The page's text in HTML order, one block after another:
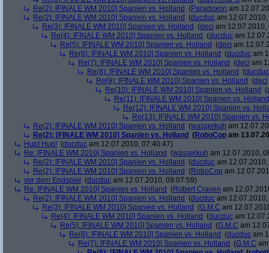
Re(2): [FINALE WM 2010] Spanien vs. Holland (Paradoxon am
Re(2): [FINALE WM 2010] Spanien vs. Holland (ducduc am
Re(3): [FINALE WM 2010] Spanien vs. Holland (deci am 12.07.2010,
Re(4): [FINALE WM 2010] Spanien vs. Holland (ducduc am
Re(5): [FINALE WM 2010] Spanien vs. Holland (deci am
Re(6): [FINALE WM 2010] Spanien vs. Holland (ducduc am
Re(7): [FINALE WM 2010] Spanien vs. Holland (deci am
Re(8): [FINALE WM 2010] Spanien vs. Holland (ducduc
Re(9): [FINALE WM 2010] Spanien vs. Holland (deci
Re(10): [FINALE WM 2010] Spanien vs. Holland (
Re(11): [FINALE WM 2010] Spanien vs. Holland
Re(12): [FINALE WM 2010] Spanien vs.
Re(13): [FINALE WM 2010] Spanien vs.
Re(2): [FINALE WM 2010] Spanien vs. Holland (wasserkuh am
Re(2): [FINALE WM 2010] Spanien vs. Holland (RoboCop am
Hup! Hup! (ducduc am 12.07.2010, 07:40:47)
Re: [FINALE WM 2010] Spanien vs. Holland (wasserkuh am 12.07.2010,
Re(2): [FINALE WM 2010] Spanien vs. Holland (ducduc am
Re(2): [FINALE WM 2010] Spanien vs. Holland (RoboCop am
vor dem Endspiel
(ducduc am 12.07.2010, 09:07:59)
Re: [FINALE WM 2010] Spanien vs. Holland (Robert Craven am
Re(2): [FINALE WM 2010] Spanien vs. Holland (ducduc am
Re(3): [FINALE WM 2010] Spanien vs. Holland (G.M.C am
Re(4): [FINALE WM 2010] Spanien vs. Holland (ducduc am
Re(5): [FINALE WM 2010] Spanien vs. Holland (G.M.C am
Re(6): [FINALE WM 2010] Spanien vs. Holland (ducduc am
Re(7): [FINALE WM 2010] Spanien vs. Holland (G.M.C